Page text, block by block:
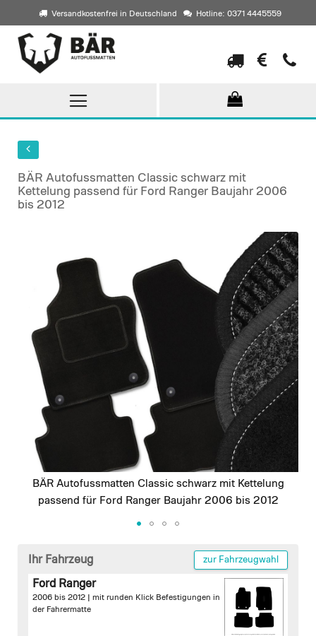
Versandkostenfrei in Deutschland Hotline: 0371 4445559
Direkt
zum
Inhalt
BÄR Autofussmatten Classic schwarz mit
Kettelung passend für Ford Ranger Baujahr 2006
bis 2012
images
gallery
BÄR Autofussmatten Classic schwarz mit Kettelung
passend für Ford Ranger Baujahr 2006 bis 2012
beginning
Ihr Fahrzeug zur Fahrzeugwahl
Ford Ranger
2006 bis 2012 | mit runden Klick Befestigungen in
der Fahrermatte